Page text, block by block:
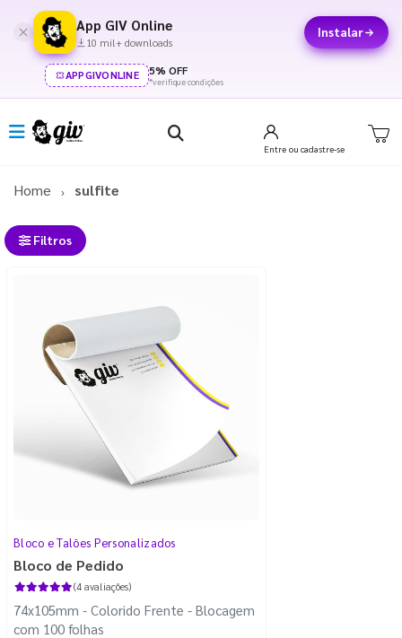
App GIV Online
10 mil+ downloads
Instalar
APPGIVONLINE 5% OFF
*verifique condições
Entre ou cadastre-se
Home sulfite
Filtros
Bloco e Talões Personalizados
Bloco de Pedido
(4 avaliações)
74x105mm - Colorido Frente - Blocagem
com 100 folhas